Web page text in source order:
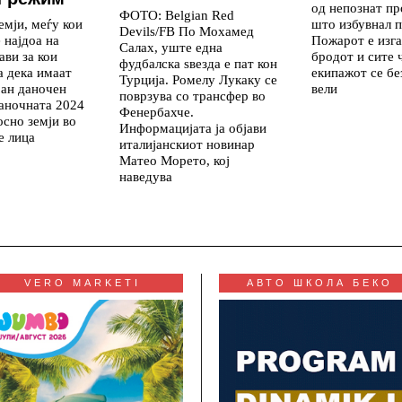
меѓу кои
на
за кои
дека имаат
даночен
2024
земји во
лица
ФОТО: Belgian Red
Devils/FB По Мохамед
Салах, уште една
фудбалска ѕвезда е пат кон
Турција. Ромелу Лукаку се
поврзува со трансфер во
Фенербахче.
Информацијата ја објави
италијанскиот новинар
Матео Морето, кој
наведува
од непознат
што избувнал
Пожарот е
бродот и сите
екипажот се
вели
VERO MARKETI АВТО ШКОЛА БЕКО